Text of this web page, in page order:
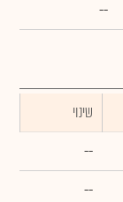
--
שינוי
--
--